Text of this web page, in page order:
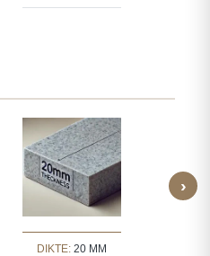
DIKTE: 20 MM
›